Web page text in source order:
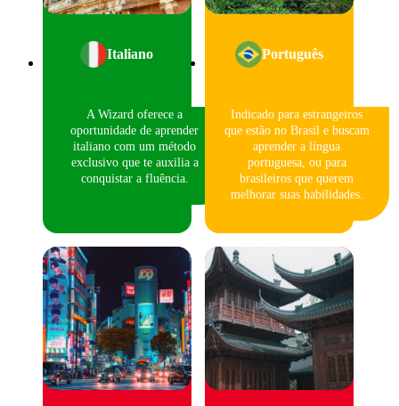
Italiano
A Wizard oferece a
oportunidade de aprender
italiano com um método
exclusivo que te auxilia a
conquistar a fluência.
Português
Indicado para estrangeiros
que estão no Brasil e buscam
aprender a língua
portuguesa, ou para
brasileiros que querem
melhorar suas habilidades.